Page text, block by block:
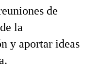
de
la
y aportar ideas